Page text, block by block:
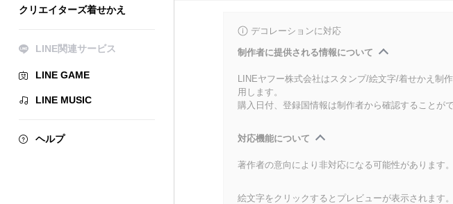
クリエイターズ着せかえ
LINE関連サービス
LINE GAME
LINE MUSIC
ヘルプ
デコレーションに対応
制作者に提供される情報について
LINEヤフー株式会社はスタンプ/絵文字/着せかえ制
用します。
購入日付、登録国情報は制作者から確認することが
対応機能について
著作者の意向により非対応になる可能性があります
絵文字をクリックするとプレビューが表示されます。